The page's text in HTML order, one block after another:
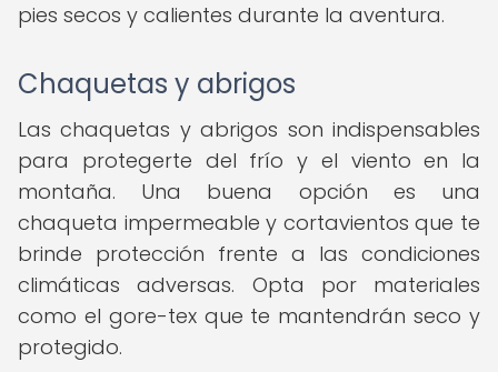
pies secos y calientes durante la aventura.
Chaquetas y abrigos
Las chaquetas y abrigos son indispensables
para protegerte del frío y el viento en la
montaña. Una buena opción es una
chaqueta impermeable y cortavientos que te
brinde protección frente a las condiciones
climáticas adversas. Opta por materiales
como el gore-tex que te mantendrán seco y
protegido.